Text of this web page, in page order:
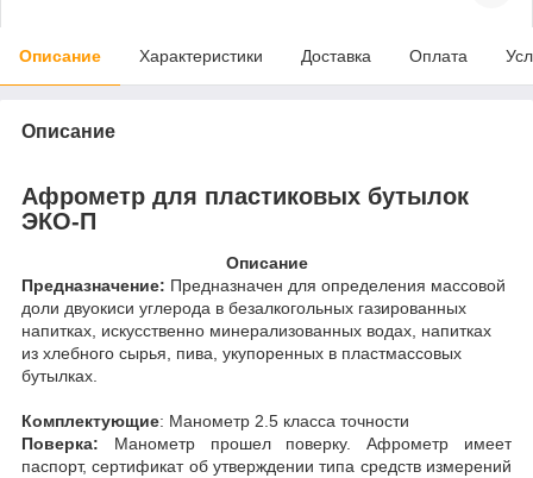
Описание Характеристики Доставка Оплата
Описание
Афрометр для пластиковых бутылок
ЭКО-П
Описание
Предназначение: Предназначен для определения массовой
доли двуокиси углерода в безалкогольных газированных
напитках, искусственно минерализованных водах, напитках
из хлебного сырья, пива, укупоренных в пластмассовых
бутылках.
Комплектующие: Манометр 2.5 класса точности
Поверка: Манометр прошел поверку. Афрометр имеет
паспорт, сертификат об утверждении типа средств измерений